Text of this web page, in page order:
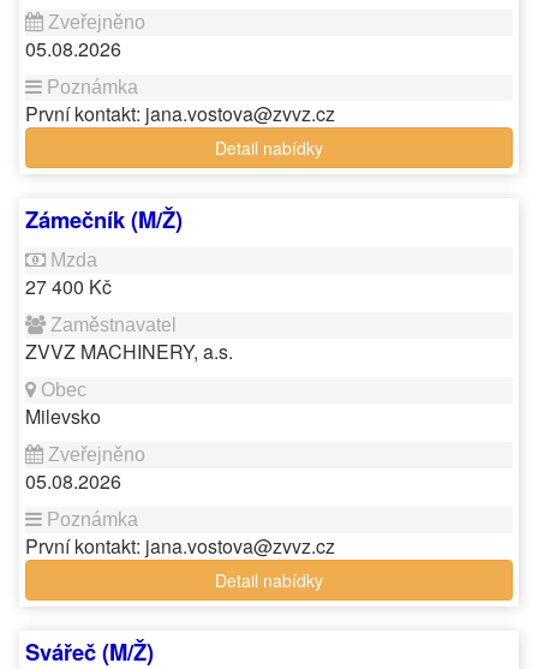
05.08.2026
První kontakt: jana.vostova@zvvz.cz
Detail nabídky
Zámečník (M/Ž)
27 400 Kč
ZVVZ MACHINERY, a.s.
Milevsko
05.08.2026
První kontakt: jana.vostova@zvvz.cz
Detail nabídky
Svářeč (M/Ž)